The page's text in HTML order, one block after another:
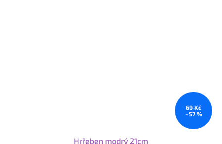
69 Kč
–57 %
Hrřeben modrý 21cm